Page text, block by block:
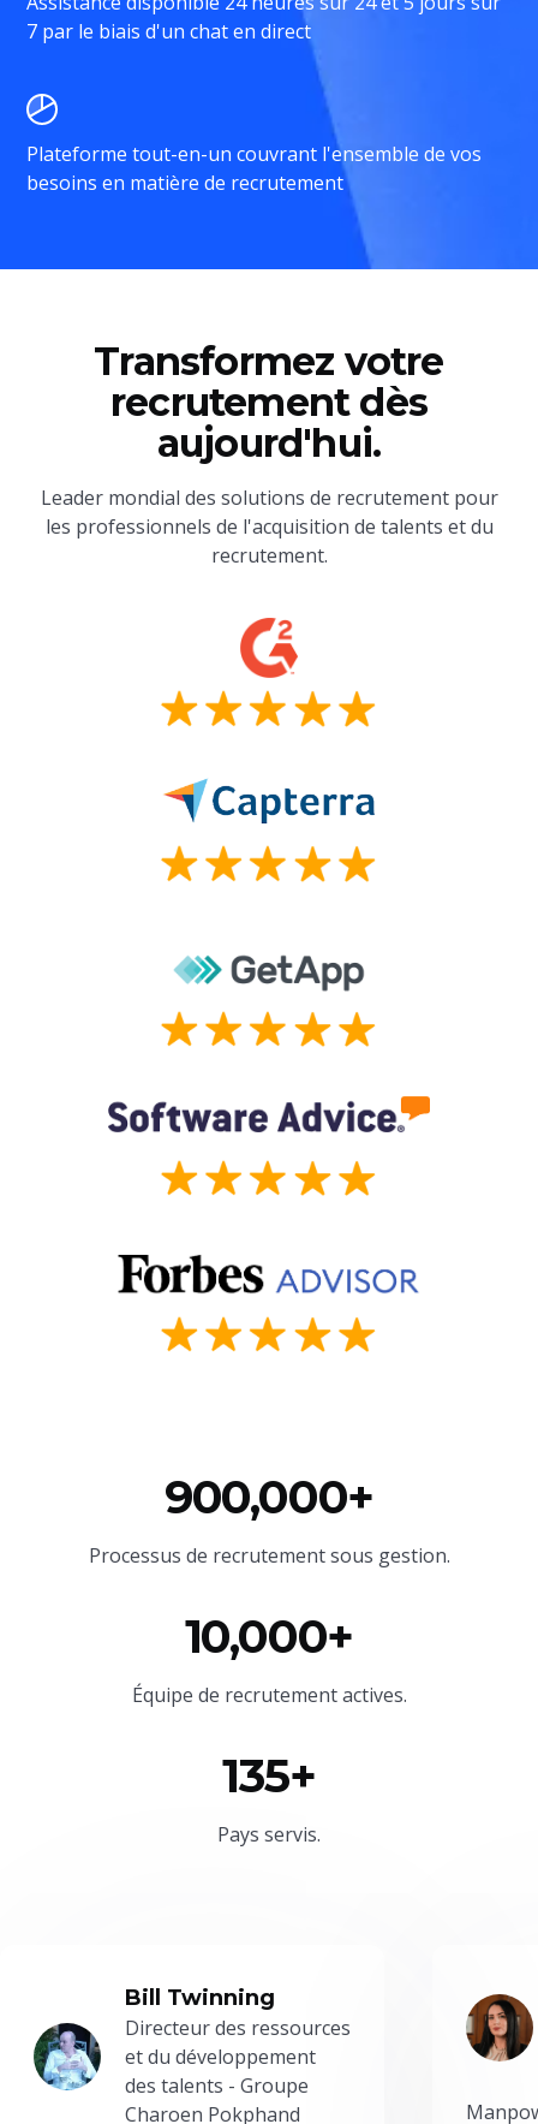
7 par le biais d'un chat en direct
Plateforme tout-en-un couvrant l'ensemble de vos
besoins en matière de recrutement
Transformez votre
recrutement dès
aujourd'hui.
Leader mondial des solutions de recrutement pour
les professionnels de l'acquisition de talents et du
recrutement.
900,000+
Processus de recrutement sous gestion.
10,000+
Équipe de recrutement actives.
135+
Pays servis.
Bill Twinning
Directeur des ressources
et du développement
des talents - Groupe
Charoen Pokphand